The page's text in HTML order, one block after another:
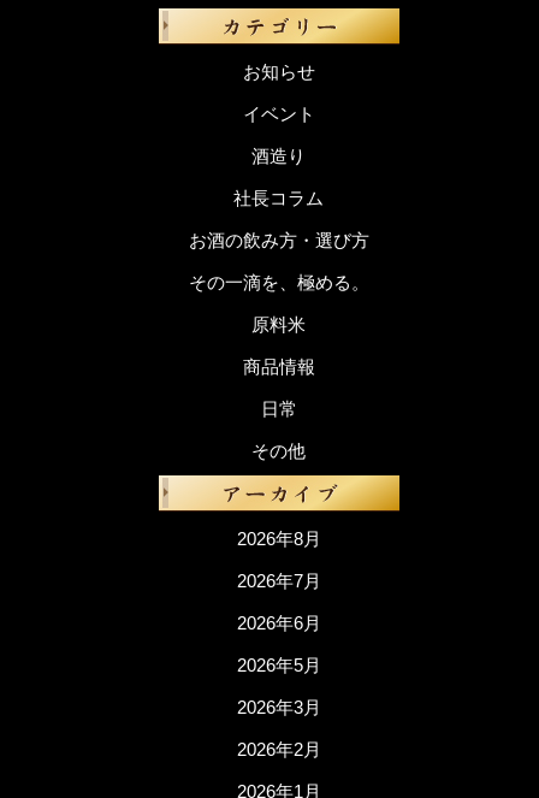
お知らせ
イベント
酒造り
社長コラム
お酒の飲み方・選び方
その一滴を、極める。
原料米
商品情報
日常
その他
2026年8月
2026年7月
2026年6月
2026年5月
2026年3月
2026年2月
2026年1月